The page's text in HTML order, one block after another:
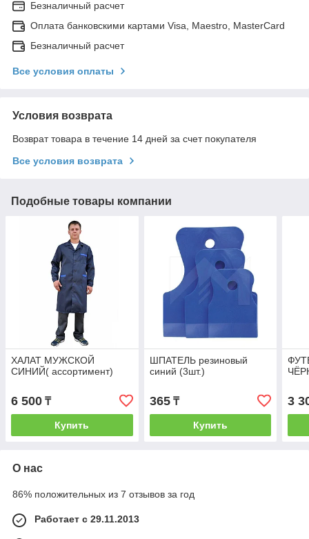
Безналичный расчет
Оплата банковскими картами Visa, Maestro, MasterCard
Безналичный расчет
Все условия оплаты
Условия возврата
Возврат товара в течение 14 дней за счет покупателя
Все условия возврата
Подобные товары компании
ХАЛАТ МУЖСКОЙ
СИНИЙ( ассортимент)
6 500 ₸
Купить
ШПАТЕЛЬ резиновый
синий (3шт.)
365₸
Купить
3
О нас
86% положительных из 7 отзывов за год
Работает с 29.11.2013